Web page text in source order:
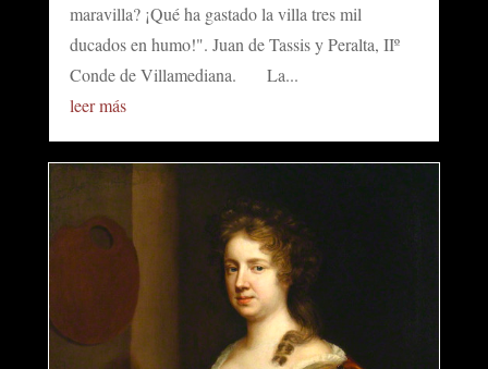
maravilla? ¡Qué ha gastado la villa tres mil
ducados en humo!". Juan de Tassis y Peralta, IIº
Conde de Villamediana. La...
leer más